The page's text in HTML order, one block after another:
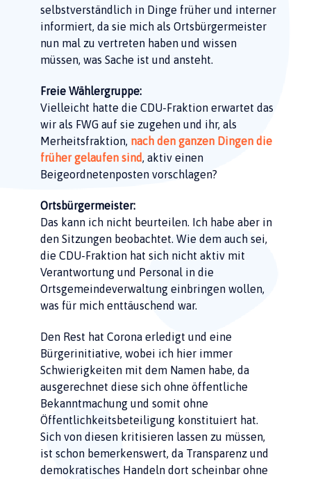
selbstverständlich in Dinge früher und interner
informiert, da sie mich als Ortsbürgermeister
nun mal zu vertreten haben und wissen
müssen, was Sache ist und ansteht.
Freie Wählergruppe:
Vielleicht hatte die CDU-Fraktion erwartet das
wir als FWG auf sie zugehen und ihr, als
Merheitsfraktion, nach den ganzen Dingen die
früher gelaufen sind, aktiv einen
Beigeordnetenposten vorschlagen?
Ortsbürgermeister:
Das kann ich nicht beurteilen. Ich habe aber in
den Sitzungen beobachtet. Wie dem auch sei,
die CDU-Fraktion hat sich nicht aktiv mit
Verantwortung und Personal in die
Ortsgemeindeverwaltung einbringen wollen,
was für mich enttäuschend war.
Den Rest hat Corona erledigt und eine
Bürgerinitiative, wobei ich hier immer
Schwierigkeiten mit dem Namen habe, da
ausgerechnet diese sich ohne öffentliche
Bekanntmachung und somit ohne
Öffentlichkeitsbeteiligung konstituiert hat.
Sich von diesen kritisieren lassen zu müssen,
ist schon bemerkenswert, da Transparenz und
demokratisches Handeln dort scheinbar ohne